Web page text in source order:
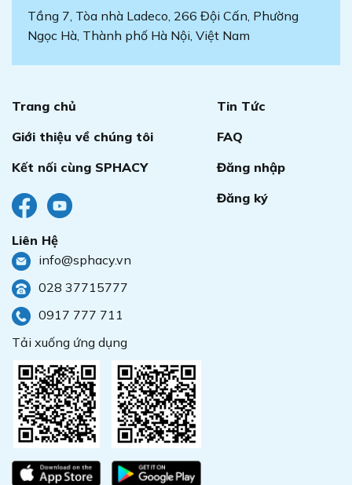
Tầng 7, Tòa nhà Ladeco, 266 Đội Cấn, Phường
Ngọc Hà, Thành phố Hà Nội, Việt Nam
Trang chủ
Giới thiệu về chúng tôi
Kết nối cùng SPHACY
Liên Hệ
info@sphacy.vn
028 37715777
0917 777 711
Tin Tức
FAQ
Đăng nhập
Đăng ký
Tải xuống ứng dụng